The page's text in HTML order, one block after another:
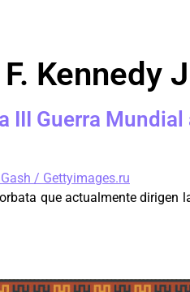
Kennedy
III Guerra
que actualmente dirigen